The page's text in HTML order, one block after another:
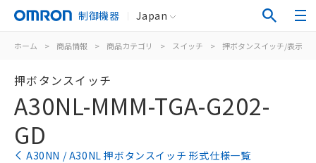
制御機器 Japan
ホーム > 商品情報 > 商品カテゴリ > スイッチ > 押ボタンスイッチ/表示灯
押ボタンスイッチ
A30NL-MMM-TGA-G202-
GD
A30NN / A30NL 押ボタンスイッチ 形式仕様一覧